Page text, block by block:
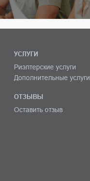
УСЛУГИ
Риэлтерские услуги
Дополнительные услуги
ОТЗЫВЫ
Оставить отзыв